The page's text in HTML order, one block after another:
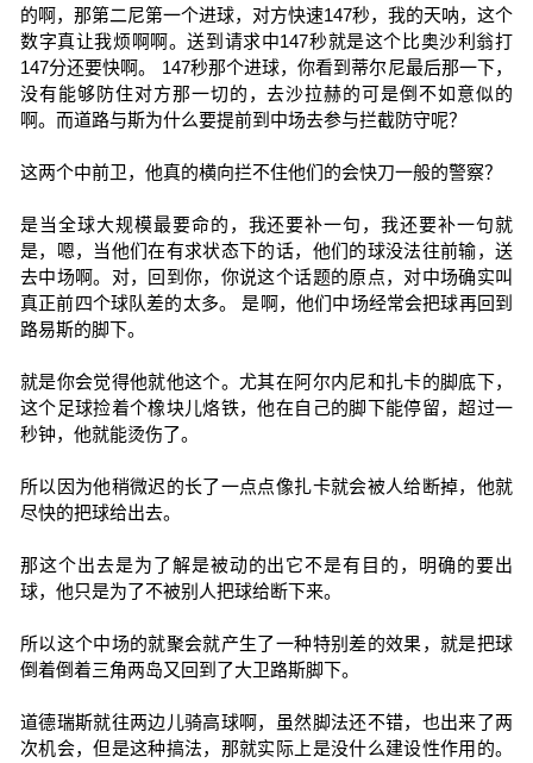
的啊，那第二尼第一个进球，对方快速147秒，我的天呐，这个
数字真让我烦啊啊。送到请求中147秒就是这个比奥沙利翁打
147分还要快啊。 147秒那个进球，你看到蒂尔尼最后那一下，
没有能够防住对方那一切的，去沙拉赫的可是倒不如意似的
啊。而道路与斯为什么要提前到中场去参与拦截防守呢？
这两个中前卫，他真的横向拦不住他们的会快刀一般的警察？
是当全球大规模最要命的，我还要补一句，我还要补一句就
是，嗯，当他们在有求状态下的话，他们的球没法往前输，送
去中场啊。对，回到你，你说这个话题的原点，对中场确实叫
真正前四个球队差的太多。 是啊，他们中场经常会把球再回到
路易斯的脚下。
就是你会觉得他就他这个。尤其在阿尔内尼和扎卡的脚底下，
这个足球捡着个橡块儿烙铁，他在自己的脚下能停留，超过一
秒钟，他就能烫伤了。
所以因为他稍微迟的长了一点点像扎卡就会被人给断掉，他就
尽快的把球给出去。
那这个出去是为了解是被动的出它不是有目的，明确的要出
球，他只是为了不被别人把球给断下来。
所以这个中场的就聚会就产生了一种特别差的效果，就是把球
倒着倒着三角两岛又回到了大卫路斯脚下。
道德瑞斯就往两边儿骑高球啊，虽然脚法还不错，也出来了两
次机会，但是这种搞法，那就实际上是没什么建设性作用的。